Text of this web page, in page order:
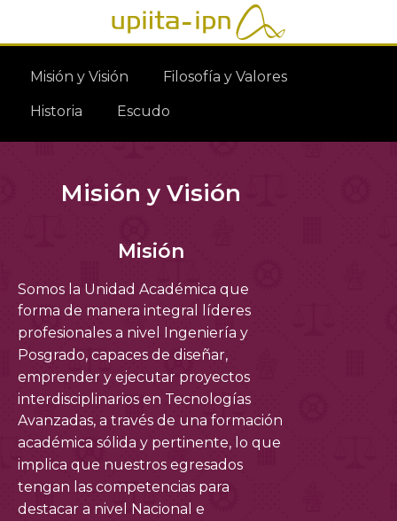
Misión y Visión Filosofía y Valores
Historia Escudo
Misión y Visión
Misión
Somos la Unidad Académica que
forma de manera integral líderes
profesionales a nivel Ingeniería y
Posgrado, capaces de diseñar,
emprender y ejecutar proyectos
interdisciplinarios en Tecnologías
Avanzadas, a través de una formación
académica sólida y pertinente, lo que
implica que nuestros egresados
tengan las competencias para
destacar a nivel Nacional e